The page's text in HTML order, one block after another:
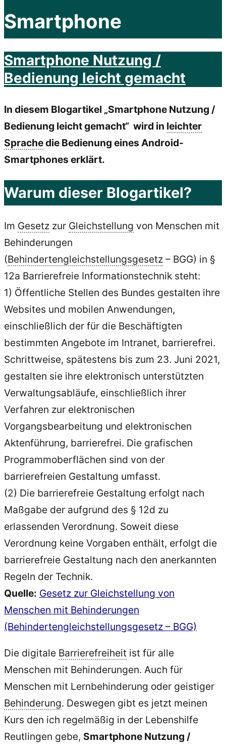
Smartphone
Smartphone Nutzung /
Bedienung leicht gemacht
In diesem Blogartikel „Smartphone Nutzung /
Bedienung leicht gemacht“ wird in leichter
Sprachedie Bedienung eines Android-
Smartphones erklärt.
Warum dieser Blogartikel?
Im Gesetz zur Gleichstellung von Menschen mit
Behinderungen
(Behindertengleichstellungsgesetz – BGG) in §
12a Barrierefreie Informationstechnik steht:
1) Öffentliche Stellen des Bundes gestalten ihre
Websites und mobilen Anwendungen,
einschließlich der für die Beschäftigten
bestimmten Angebote im Intranet, barrierefrei.
Schrittweise, spätestens bis zum 23. Juni 2021,
gestalten sie ihre elektronisch unterstützten
Verwaltungsabläufe, einschließlich ihrer
Verfahren zur elektronischen
Vorgangsbearbeitung und elektronischen
Aktenführung, barrierefrei. Die grafischen
Programmoberflächen sind von der
barrierefreien Gestaltung umfasst.
(2) Die barrierefreie Gestaltung erfolgt nach
Maßgabe der aufgrund des § 12d zu
erlassenden Verordnung. Soweit diese
Verordnung keine Vorgaben enthält, erfolgt die
barrierefreie Gestaltung nach den anerkannten
Regeln der Technik.
Quelle: Gesetz zur Gleichstellung von
Menschen mit Behinderungen
(Behindertengleichstellungsgesetz – BGG)
Die digitale Barrierefreiheit ist für alle
Menschen mit Behinderungen. Auch für
Menschen mit Lernbehinderung oder geistiger
Behinderung. Deswegen gibt es jetzt meinen
Kurs den ich regelmäßig in der Lebenshilfe
Reutlingen gebe, Smartphone Nutzung /